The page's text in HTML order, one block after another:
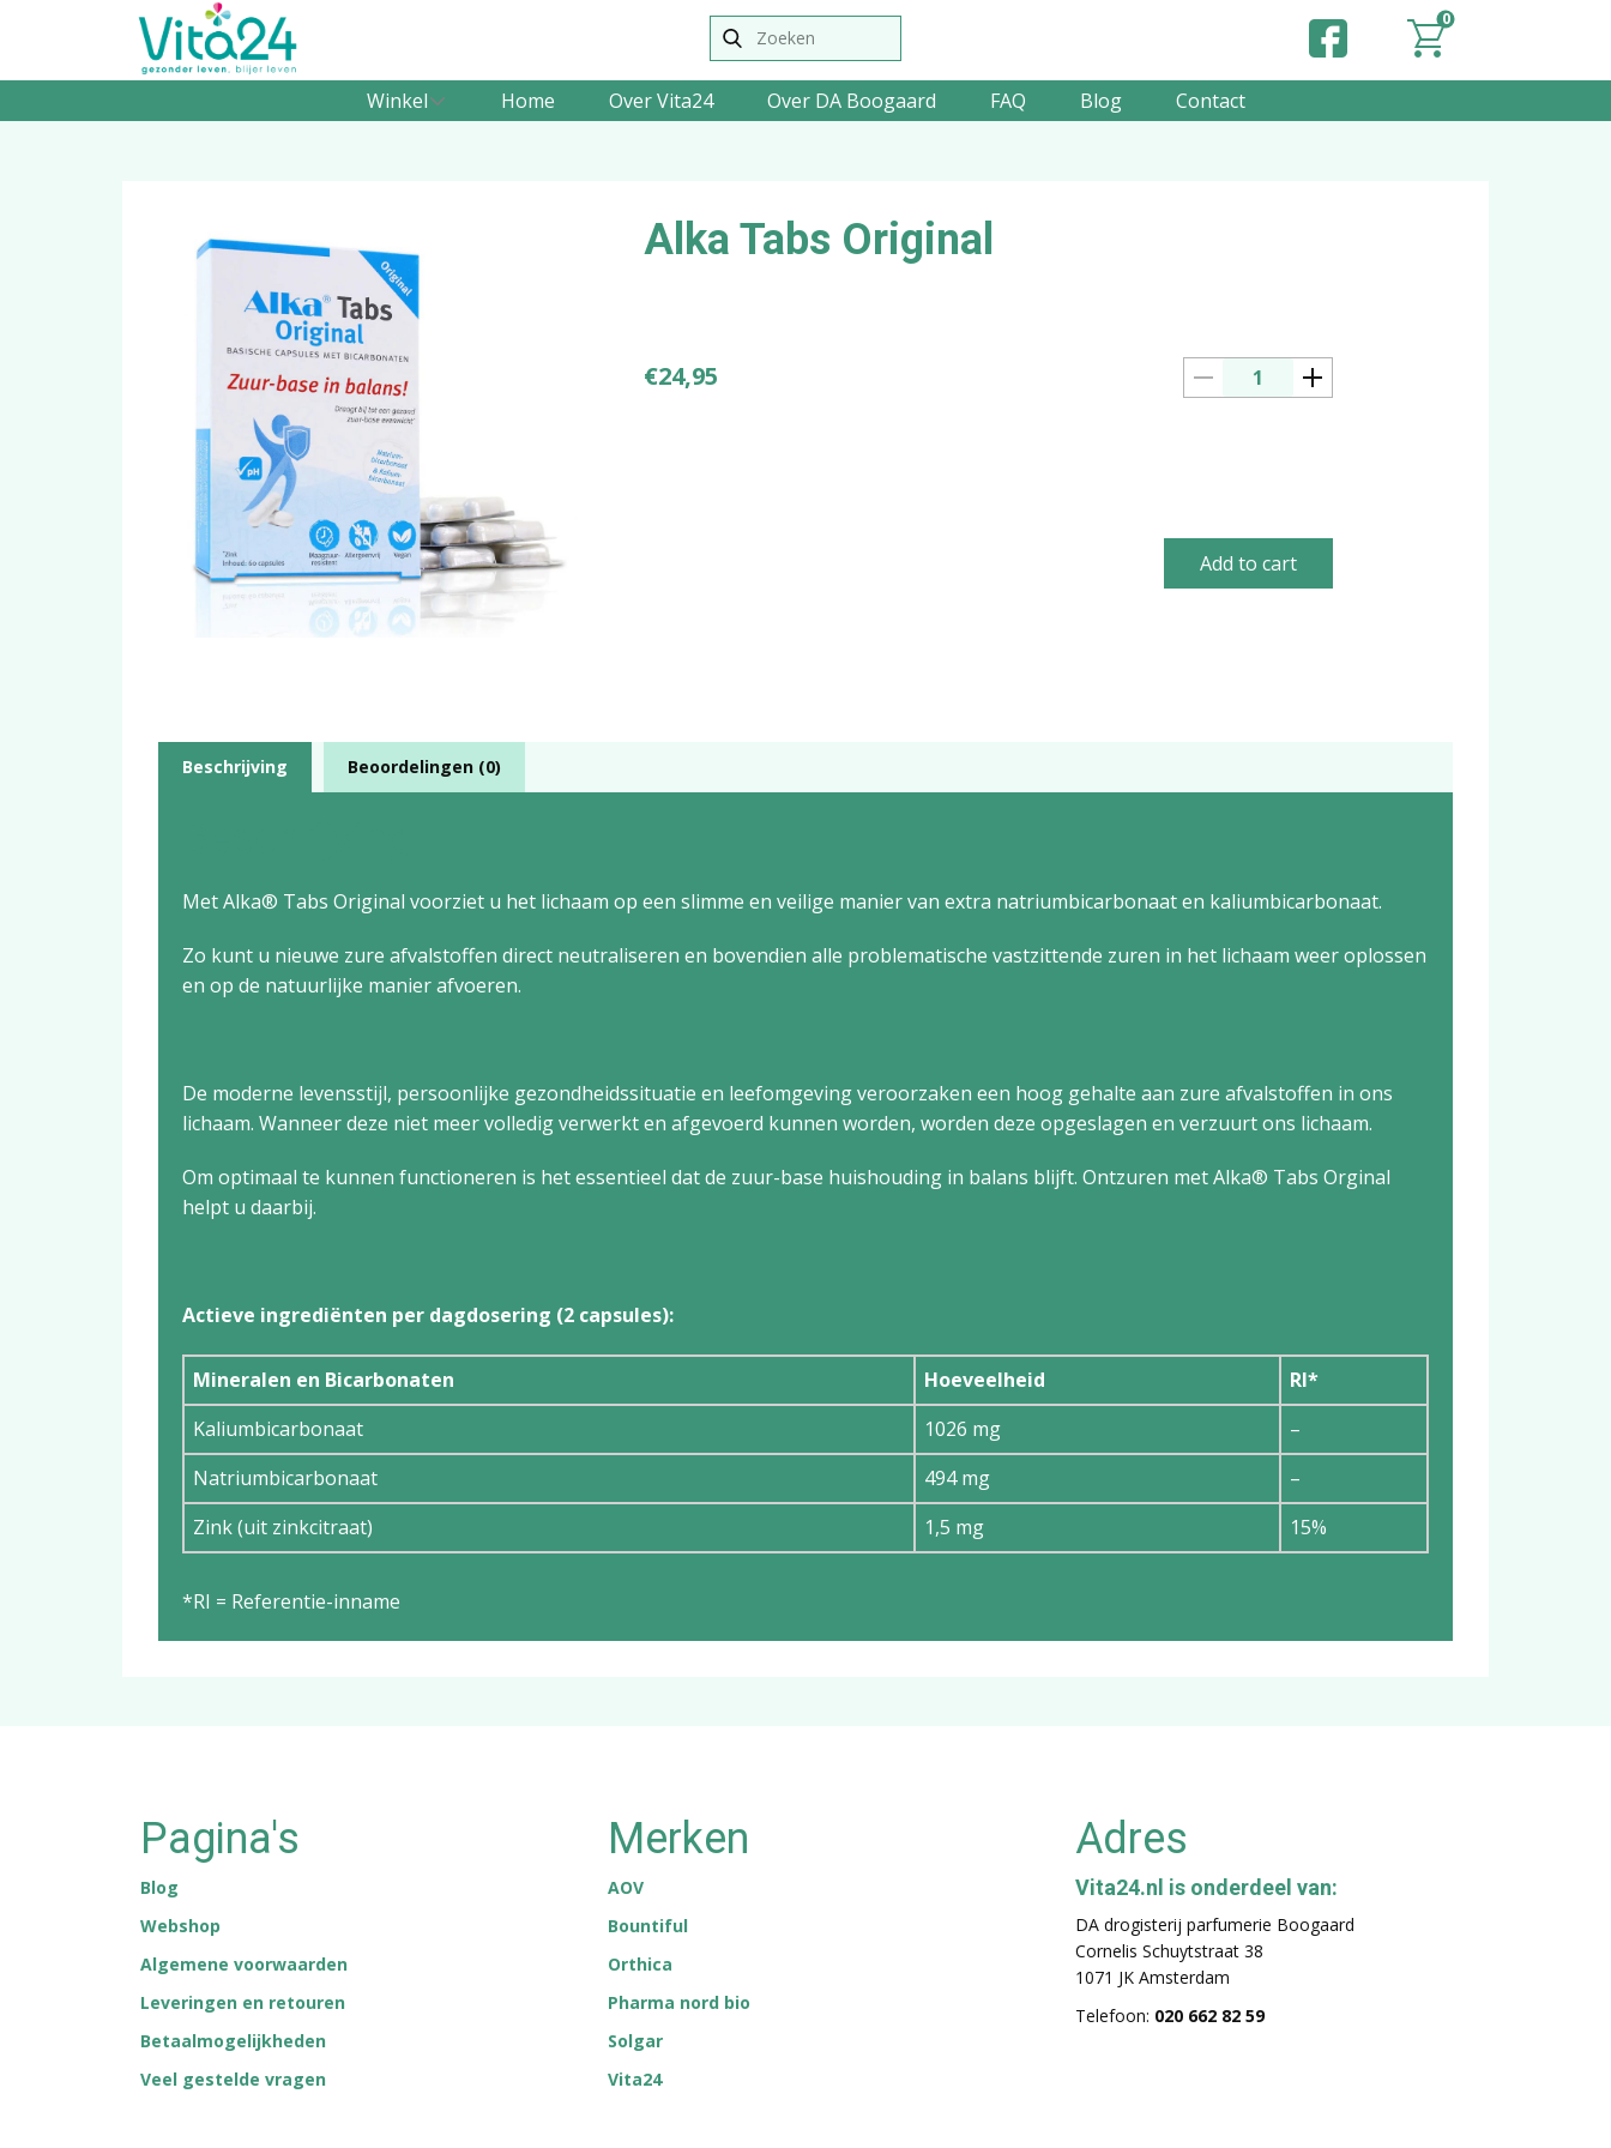
0
Winkel Home Over Vita24 Over DA Boogaard FAQ Blog Contact
Alka Tabs Original
€24,95
Add to cart
Beschrijving Beoordelingen (0)
Met Alka® Tabs Original voorziet u het lichaam op een slimme en veilige manier van extra natriumbicarbonaat en kaliumbicarbonaat.
Zo kunt u nieuwe zure afvalstoffen direct neutraliseren en bovendien alle problematische vastzittende zuren in het lichaam weer oplossen
en op de natuurlijke manier afvoeren.
De moderne levensstijl, persoonlijke gezondheids­situatie en leefomgeving veroorzaken een hoog gehalte aan zure afvalstoffen in ons
lichaam. Wan­neer deze niet meer volledig verwerkt en afgevoerd kunnen worden, worden deze opgeslagen en ver­zuurt ons lichaam.
Om optimaal te kunnen functioneren is het essentieel dat de zuur-base huishouding in balans blijft. Ontzuren met Alka® Tabs Orginal
helpt u daarbij.
Actieve ingrediënten per dagdosering (2 capsules):
Mineralen en Bicarbonaten Hoeveelheid
RI*
Kaliumbicarbonaat
1026 mg
–
Natriumbicarbonaat
494 mg
–
Zink (uit zinkcitraat)
1,5 mg 15%
*RI = Referentie-inname
Pagina's
Blog
Webshop
Algemene voorwaarden
Leveringen en retouren
Betaalmogelijkheden
Veel gestelde vragen
Merken
AOV
Bountiful
Orthica
Pharma nord bio
Solgar
Vita24
Adres
Vita24.nl is onderdeel van:
DA drogisterij parfumerie Boogaard
Cornelis Schuytstraat 38
1071 JK Amsterdam
Telefoon: 020 662 82 59